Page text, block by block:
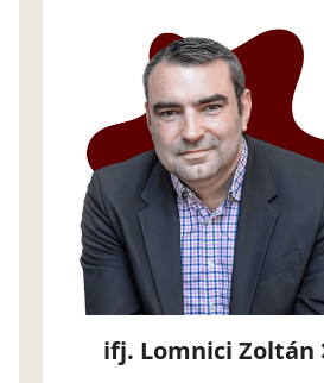
ifj. Lomnici Zoltán